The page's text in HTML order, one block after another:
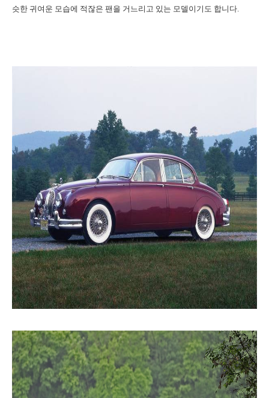
슷한 귀여운 모습에 적잖은 팬을 거느리고 있는 모델이기도 합니다.